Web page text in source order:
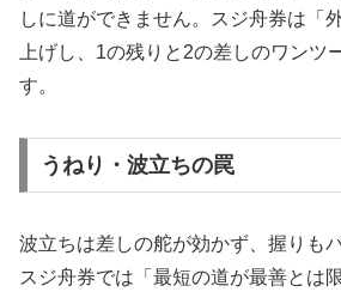
しに道ができません。スジ舟券は「
上げし、1の残りと2の差しのワンツ
す。
うねり・波立ちの罠
波立ちは差しの舵が効かず、握りも
スジ舟券では「最短の道が最善とは